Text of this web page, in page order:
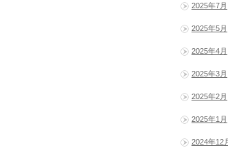
2025年7月
2025年5月
2025年4月
2025年3月
2025年2月
2025年1月
2024年12